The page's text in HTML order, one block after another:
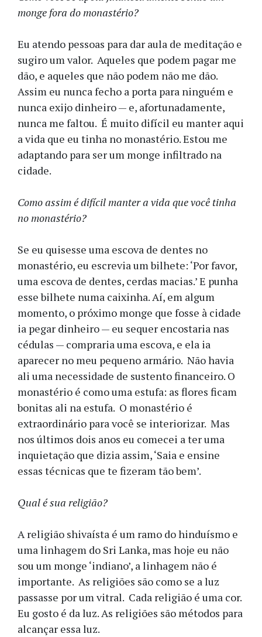
monge fora do monastério?
Eu atendo pessoas para dar aula de meditação e
sugiro um valor. Aqueles que podem pagar me
dão, e aqueles que não podem não me dão.
Assim eu nunca fecho a porta para ninguém e
nunca exijo dinheiro — e, afortunadamente,
nunca me faltou. É muito difícil eu manter aqui
a vida que eu tinha no monastério. Estou me
adaptando para ser um monge infiltrado na
cidade.
Como assim é difícil manter a vida que você tinha
no monastério?
Se eu quisesse uma escova de dentes no
monastério, eu escrevia um bilhete: ‘Por favor,
uma escova de dentes, cerdas macias.’ E punha
esse bilhete numa caixinha. Aí, em algum
momento, o próximo monge que fosse à cidade
ia pegar dinheiro — eu sequer encostaria nas
cédulas — compraria uma escova, e ela ia
aparecer no meu pequeno armário. Não havia
ali uma necessidade de sustento financeiro. O
monastério é como uma estufa: as flores ficam
bonitas ali na estufa. O monastério é
extraordinário para você se interiorizar. Mas
nos últimos dois anos eu comecei a ter uma
inquietação que dizia assim, ‘Saia e ensine
essas técnicas que te fizeram tão bem’.
Qual é sua religião?
A religião shivaísta é um ramo do hinduísmo e
uma linhagem do Sri Lanka, mas hoje eu não
sou um monge ‘indiano’, a linhagem não é
importante. As religiões são como se a luz
passasse por um vitral. Cada religião é uma cor.
Eu gosto é da luz. As religiões são métodos para
alcançar essa luz.